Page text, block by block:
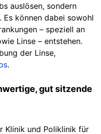
auslösen, sondern
. Es können dabei sowohl
– speziell an
Linse – entstehen.
der Linse,
.
gut sitzende
Klinik und Poliklinik für